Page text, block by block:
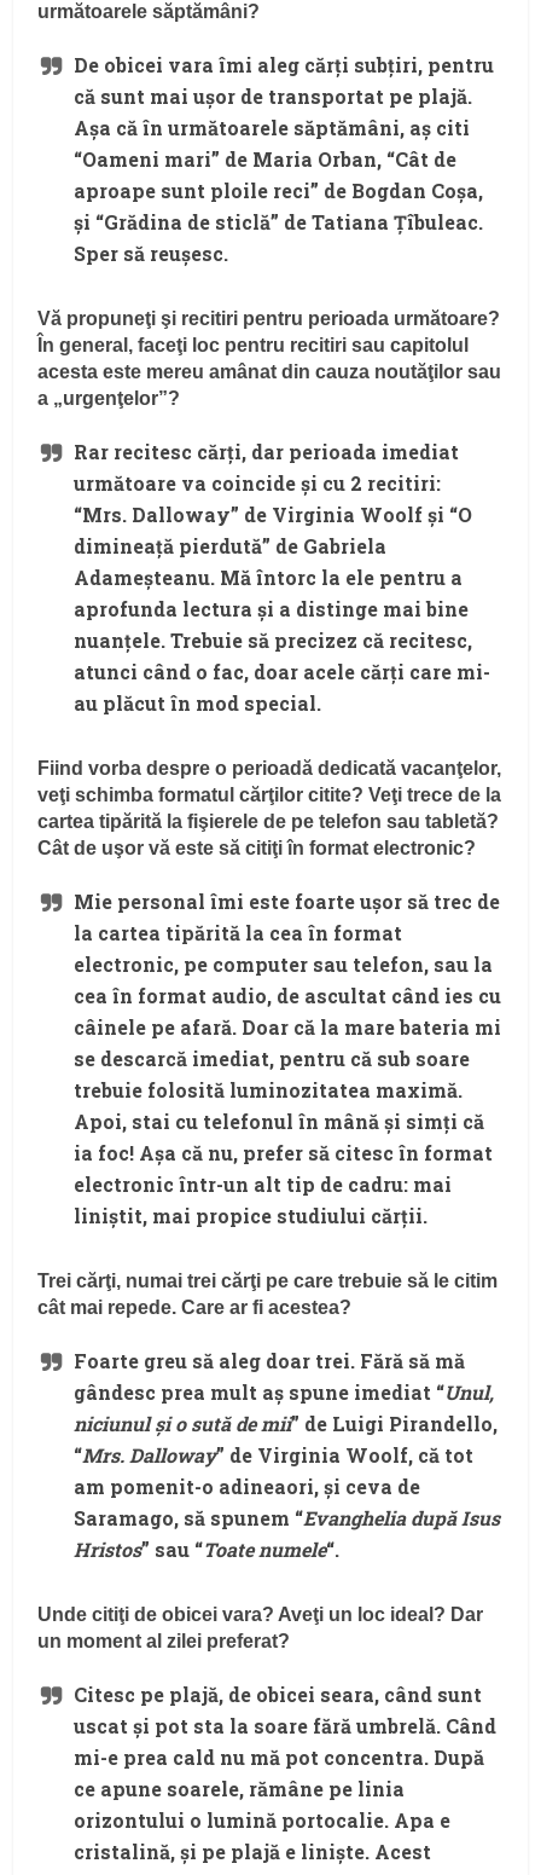
următoarele săptămâni?
De obicei vara îmi aleg cărți subțiri, pentru
că sunt mai ușor de transportat pe plajă.
Așa că în următoarele săptămâni, aș citi
“Oameni mari” de Maria Orban, “Cât de
aproape sunt ploile reci” de Bogdan Coșa,
și “Grădina de sticlă” de Tatiana Țîbuleac.
Sper să reușesc.
Vă propuneţi şi recitiri pentru perioada următoare?
În general, faceţi loc pentru recitiri sau capitolul
acesta este mereu amânat din cauza noutăţilor sau
a „urgenţelor”?
Rar recitesc cărți, dar perioada imediat
următoare va coincide și cu 2 recitiri:
“Mrs. Dalloway” de Virginia Woolf și “O
dimineață pierdută” de Gabriela
Adameșteanu. Mă întorc la ele pentru a
aprofunda lectura și a distinge mai bine
nuanțele. Trebuie să precizez că recitesc,
atunci când o fac, doar acele cărți care mi-
au plăcut în mod special.
Fiind vorba despre o perioadă dedicată vacanţelor,
veţi schimba formatul cărţilor citite? Veţi trece de la
cartea tipărită la fişierele de pe telefon sau tabletă?
Cât de uşor vă este să citiţi în format electronic?
Mie personal îmi este foarte ușor să trec de
la cartea tipărită la cea în format
electronic, pe computer sau telefon, sau la
cea în format audio, de ascultat când ies cu
câinele pe afară. Doar că la mare bateria mi
se descarcă imediat, pentru că sub soare
trebuie folosită luminozitatea maximă.
Apoi, stai cu telefonul în mână și simți că
ia foc! Așa că nu, prefer să citesc în format
electronic într-un alt tip de cadru: mai
liniștit, mai propice studiului cărții.
Trei cărţi, numai trei cărţi pe care trebuie să le citim
cât mai repede. Care ar fi acestea?
Foarte greu să aleg doar trei. Fără să mă
gândesc prea mult aș spune imediat “Unul,
niciunul și o sută de mii” de Luigi Pirandello,
“Mrs. Dalloway” de Virginia Woolf, că tot
am pomenit-o adineaori, și ceva de
Saramago, să spunem “Evanghelia după Isus
Hristos” sau “Toate numele“.
Unde citiţi de obicei vara? Aveţi un loc ideal? Dar
un moment al zilei preferat?
Citesc pe plajă, de obicei seara, când sunt
uscat și pot sta la soare fără umbrelă. Când
mi-e prea cald nu mă pot concentra. După
ce apune soarele, rămâne pe linia
orizontului o lumină portocalie. Apa e
cristalină, și pe plajă e liniște. Acest